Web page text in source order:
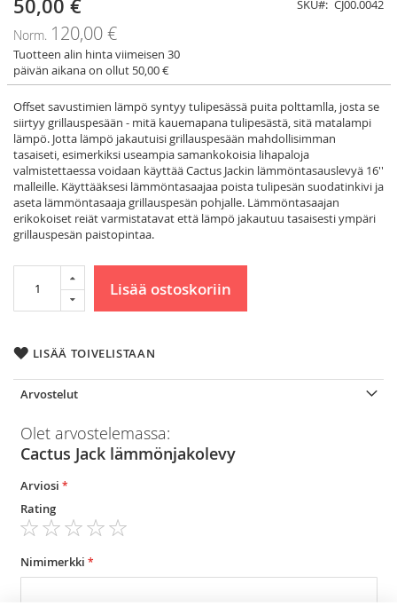
Tarjoushinta
50,00 €
Norm. 120,00 €
Tuotteen alin hinta viimeisen 30
päivän aikana on ollut 50,00 €
SKU CJ00.0042
Offset savustimien lämpö syntyy tulipesässä puita polttamlla, josta se
siirtyy grillauspesään - mitä kauemapana tulipesästä, sitä matalampi
lämpö. Jotta lämpö jakautuisi grillauspesään mahdollisimman
tasaiseti, esimerkiksi useampia samankokoisia lihapaloja
valmistettaessa voidaan käyttää Cactus Jackin lämmöntasauslevyä 16''
malleille. Käyttääksesi lämmöntasaajaa poista tulipesän suodatinkivi ja
aseta lämmöntasaaja grillauspesän pohjalle. Lämmöntasaajan
erikokoiset reiät varmistatavat että lämpö jakautuu tasaisesti ympäri
grillauspesän paistopintaa.
Lisää ostoskoriin
LISÄÄ TOIVELISTAAN
Arvostelut
Olet arvostelemassa:
Cactus Jack lämmönjakolevy
Arviosi
Rating
star
stars
stars
stars
stars
Nimimerkki